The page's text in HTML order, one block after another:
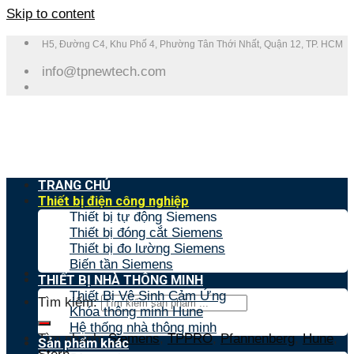
Skip to content
H5, Đường C4, Khu Phố 4, Phường Tân Thới Nhất, Quận 12, TP. HCM
info@tpnewtech.com
Tìm kiếm:
Tìm nhanh:Siemens,TPPRO,Pfannenberg,Hune,
TRANG CHỦ
Thiết bị điện công nghiệp
Thiết bị tự động Siemens
Thiết bị đóng cắt Siemens
Thiết bị đo lường Siemens
Biến tần Siemens
THIẾT BỊ NHÀ THÔNG MINH
Thiết Bị Vệ Sinh Cảm Ứng
Khóa thông minh Hune
Hệ thống nhà thông minh
Sản phẩm khác